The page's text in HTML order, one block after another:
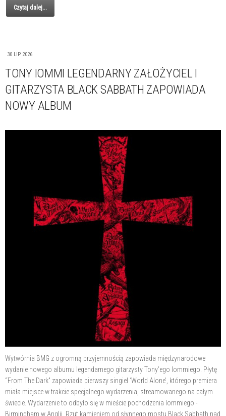
Czytaj dalej...
30 LIP 2026
TONY IOMMI LEGENDARNY ZAŁOŻYCIEL I
GITARZYSTA BLACK SABBATH ZAPOWIADA
NOWY ALBUM
Wytwórnia BMG z ogromną przyjemnością zapowiada międzynarodowe
wydanie nowego albumu legendarnego gitarzysty Tony’ego Iommiego. Płytę
“From The Dark” zapowiada pierwszy singiel ‘World Alone’, którego premiera
miała miejsce w trakcie specjalnego wydarzenia, streamowanego na całym
świecie. Wydarzenie to odbyło się w mieście pochodzenia Iommiego -
Birmingham w Anglii. Rzut kamieniem od słynnego mostu Black Sabbath nad